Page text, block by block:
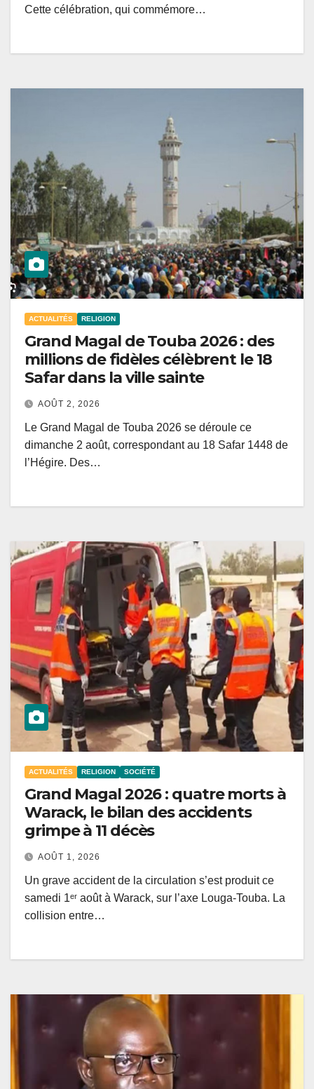
Cette célébration, qui commémore…
ACTUALITÉS RELIGION
Grand Magal de Touba 2026 : des
millions de fidèles célèbrent le 18
Safar dans la ville sainte
AOÛT 2, 2026
Le Grand Magal de Touba 2026 se déroule ce
dimanche 2 août, correspondant au 18 Safar 1448 de
l’Hégire. Des…
ACTUALITÉS RELIGION SOCIÉTÉ
Grand Magal 2026 : quatre morts à
Warack, le bilan des accidents
grimpe à 11 décès
AOÛT 1, 2026
Un grave accident de la circulation s’est produit ce
samedi 1ᵉʳ août à Warack, sur l’axe Louga-Touba. La
collision entre…